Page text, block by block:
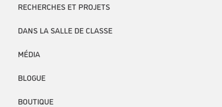
RECHERCHES ET PROJETS
DANS LA SALLE DE CLASSE
MÉDIA
BLOGUE
BOUTIQUE